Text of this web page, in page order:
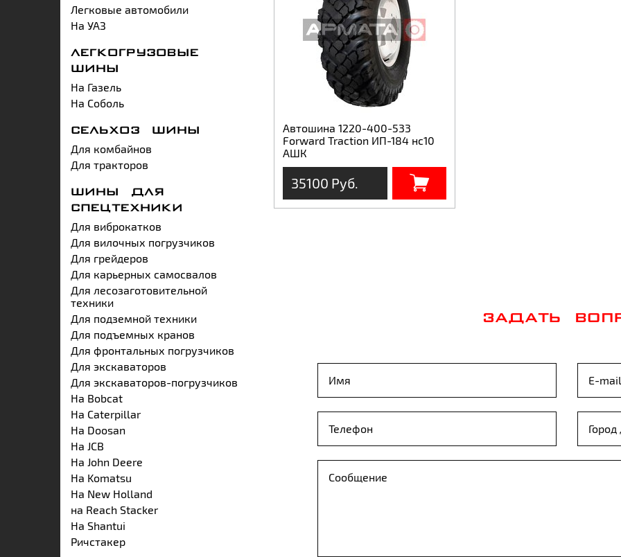
Легковые автомобили
На УАЗ
ЛЕГКОГРУЗОВЫЕ
ШИНЫ
На Газель
На Соболь
СЕЛЬХОЗ ШИНЫ
Для комбайнов
Для тракторов
ШИНЫ ДЛЯ
СПЕЦТЕХНИКИ
Для виброкатков
Для вилочных погрузчиков
Для грейдеров
Для карьерных самосвалов
Для лесозаготовительной
техники
Для подземной техники
Для подъемных кранов
Для фронтальных погрузчиков
Для экскаваторов
Для экскаваторов-погрузчиков
На Bobcat
На Caterpillar
На Doosan
На JCB
На John Deere
На Komatsu
На New Holland
на Reach Stacker
На Shantui
Ричстакер
Автошина 1220-400-533
Forward Traction ИП-184 нс10
АШК
35100 Руб.
ЗАДАТЬ